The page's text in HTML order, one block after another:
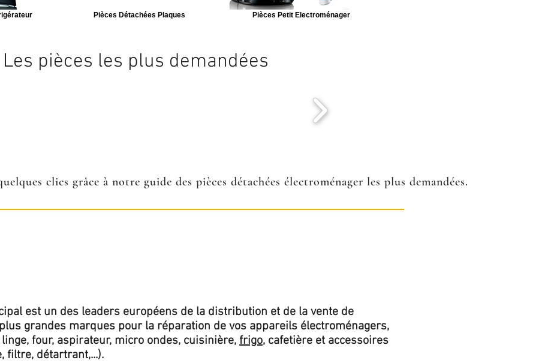
Pièces Détachées Plaques Pièces Petit Electroménager
Les pièces les plus demandées
clics grâce à notre guide des pièces détachées électroménager les plus demandées.
est un des leaders européens de la distribution et de la vente de
grandes marques pour la réparation de vos appareils électroménagers,
four, aspirateur, micro ondes, cuisinière, frigo, cafetière et accessoires
filtre, détartrant,...).